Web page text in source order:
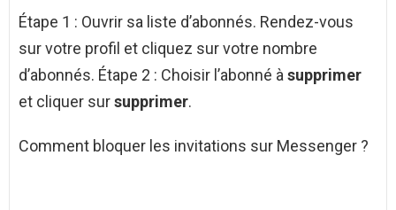
Étape 1 : Ouvrir sa liste d’abonnés. Rendez-vous
sur votre profil et cliquez sur votre nombre
d’abonnés. Étape 2 : Choisir l’abonné à supprimer
et cliquer sursupprimer.
Comment bloquer les invitations sur Messenger ?